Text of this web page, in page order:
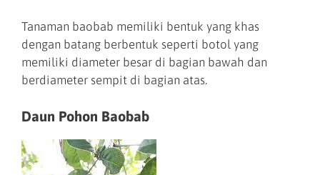
Tanaman baobab memiliki bentuk yang khas
dengan batang berbentuk seperti botol yang
memiliki diameter besar di bagian bawah dan
berdiameter sempit di bagian atas.
Daun Pohon Baobab